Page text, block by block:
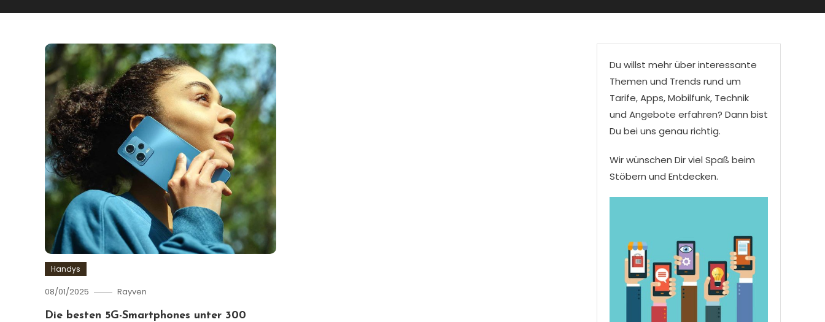
Handys
08/01/2025 Rayven
Die besten 5G-Smartphones unter 300
Du willst mehr über interessante
Themen und Trends rund um
Tarife, Apps, Mobilfunk, Technik
und Angebote erfahren? Dann bist
Du bei uns genau richtig.
Wir wünschen Dir viel Spaß beim
Stöbern und Entdecken.